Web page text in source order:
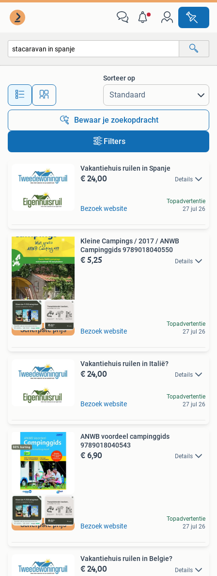
Alle afstanden…
Sorteer op
Bewaar je zoekopdracht
Filters
Vakantiehuis ruilen in Spanje
€ 24,00 Details
Bezoek website
Topadvertentie
27 jul 26
Scherpste prijs
Kleine Campings / 2017 / ANWB
Campinggids 9789018040550
€ 5,25 Details
Bezoek website
Topadvertentie
27 jul 26
Vakantiehuis ruilen in Italië?
€ 24,00 Details
Bezoek website
Topadvertentie
27 jul 26
Scherpste prijs
ANWB voordeel campinggids
9789018040543
€ 6,90 Details
Bezoek website
Topadvertentie
27 jul 26
Vakantiehuis ruilen in Belgie?
€ 24,00 Details